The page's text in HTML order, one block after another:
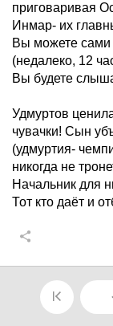
приговаривая
Инмар- их
Вы можете
(недалеко, 12
Вы будете
Удмуртов
чувачки! Сын
(удмуртия-
никогда не
Начальник для
Тот кто даёт и